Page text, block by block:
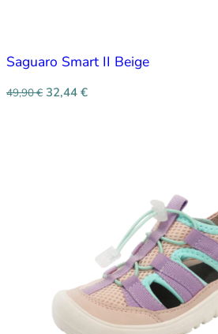
Saguaro Smart II Beige
49,90€ 32,44 €